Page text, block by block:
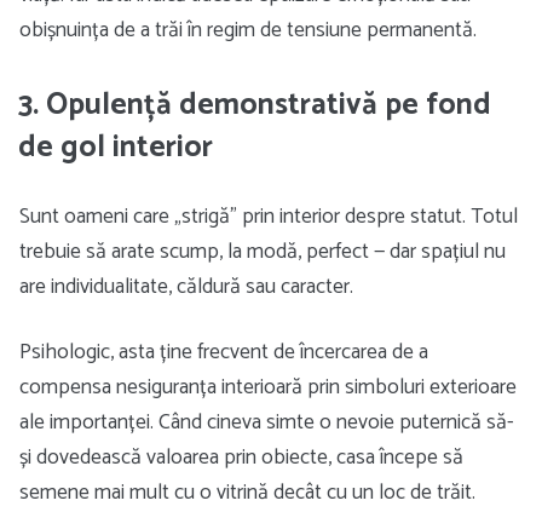
obișnuința de a trăi în regim de tensiune permanentă.
3. Opulență demonstrativă pe fond
de gol interior
Sunt oameni care „strigă” prin interior despre statut. Totul
trebuie să arate scump, la modă, perfect — dar spațiul nu
are individualitate, căldură sau caracter.
Psihologic, asta ține frecvent de încercarea de a
compensa nesiguranța interioară prin simboluri exterioare
ale importanței. Când cineva simte o nevoie puternică să-
și dovedească valoarea prin obiecte, casa începe să
semene mai mult cu o vitrină decât cu un loc de trăit.